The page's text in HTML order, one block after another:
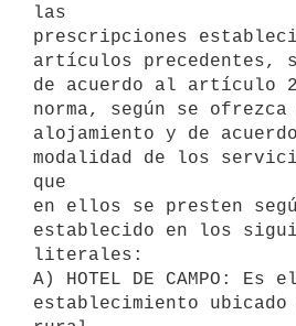
las
prescripciones
artículos precedentes,
de acuerdo al artículo
norma, según se ofrezca
alojamiento y de
modalidad de los
que
en ellos se presten
establecido en los
literales:
A) HOTEL DE CAMPO: Es el
establecimiento ubicado